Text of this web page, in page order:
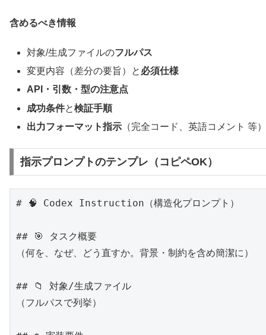
含めるべき情報
対象/生成ファイルのフルパス
変更内容（差分の要旨）と 必須仕様
API・引数・型の注意点
成功条件と検証手順
出力フォーマット指示 （完全コード、英語コメント 等
指示プロンプトのテンプレ（コピペOK）
# 🧠 Codex Instruction（構造化プロンプト）
## 🎯 タスク概要
（何を、なぜ、どう直すか。背景・制約を含め簡潔に）
## 📁 対象/生成ファイル
（フルパスで列挙）